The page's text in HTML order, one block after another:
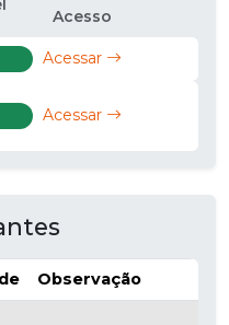
Acesso
Acessar
Acessar
Observação